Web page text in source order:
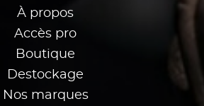
À propos
Accès pro
Boutique
Destockage
Nos marques